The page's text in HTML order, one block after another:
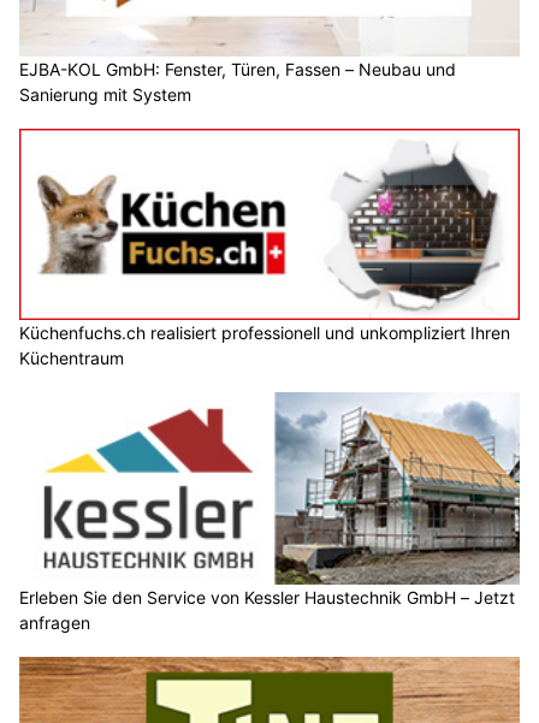
EJBA-KOL GmbH: Fenster, Türen, Fassen – Neubau und
Sanierung mit System
Küchenfuchs.ch realisiert professionell und unkompliziert Ihren
Küchentraum
Erleben Sie den Service von Kessler Haustechnik GmbH – Jetzt
anfragen